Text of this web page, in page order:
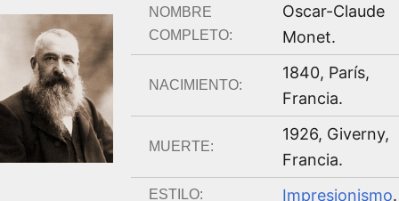
NOMBRE
COMPLETO:
Oscar-Claude
Monet.
NACIMIENTO:
1840, París,
Francia.
MUERTE:
1926, Giverny,
Francia.
ESTILO: Impresionismo.